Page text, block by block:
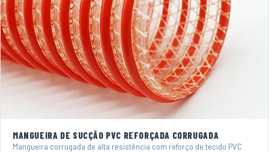
MANGUEIRA DE SUCÇÃO PVC REFORÇADA CORRUGADA
Mangueira corrugada de alta resistência com reforço de tecido PVC